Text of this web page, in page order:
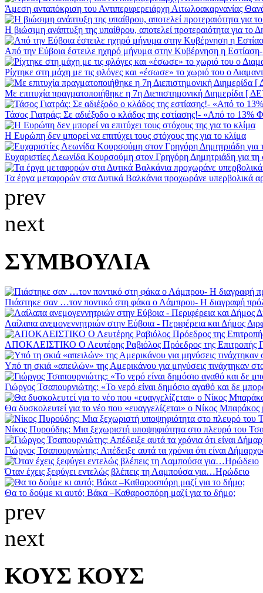
Άμεση ανταπόκριση του Αντιπεριφερειάρχη Αιτωλοακαρνανίας
Η βιώσιμη ανάπτυξη της υπαίθρου, αποτελεί προτεραιότητα για το
Από την Εύβοια έστειλε ηχηρό μήνυμα στην Κυβέρνηση η
Ρίχτηκε στη μάχη με τις φλόγες και «έσωσε» το χωριό του ο
Με επιτυχία πραγματοποιήθηκε η 7η Διεπιστημονική
Τάσος Γιατράς: Σε αδιέξοδο ο κλάδος της εστίασης!- «Από το
Η Ευρώπη δεν μπορεί να επιτύχει τους στόχους της για το κλίμα
Ευχαριστίες Λεωνίδα Κουρσούμη στον Γρηγόρη Δημητριάδη για τη
Τα έργα μεταφορών στα Δυτικά Βαλκάνια προχωράνε υπερβολικά
prev
next
ΣΥΜΒΟΥΛΙΑ
Πιάστηκε σαν …τον ποντικό στη φάκα ο Λάμπρου- Η διαγραφή
Λαίλαπα ανεμογεννητριών στην Εύβοια - Περιφέρεια και Δήμος
ΑΠΟΚΛΕΙΣΤΙΚΟ Ο Λευτέρης Ραβιόλος Πρόεδρος της Επιτροπής
Υπό τη σκιά «απειλών» της Αμερικάνου για μηνύσεις τινάχτηκαν
Γιώργος Τσαπουρνιώτης: «Το νερό είναι δημόσιο αγαθό και δε
Θα δυσκολευτεί για το νέο που «ευαγγελίζεται» ο Νίκος
Νίκος Πυρούδης: Μια ξεχωριστή υποψηφιότητα στο πλευρό του
Γιώργος Τσαπουρνιώτης: Απέδειξε αυτά τα χρόνια ότι είναι
Όταν έχεις ξεφύγει εντελώς βλέπεις τη Λαμπούσα για…Ηρώδειο
Θα το δούμε κι αυτό; Βάκα –Καθαροσπόρη μαζί για το δήμο;
prev
next
ΚΟΥΣ ΚΟΥΣ